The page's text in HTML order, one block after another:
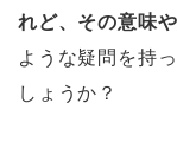
れど、その意味
ような疑問を持
しょうか？